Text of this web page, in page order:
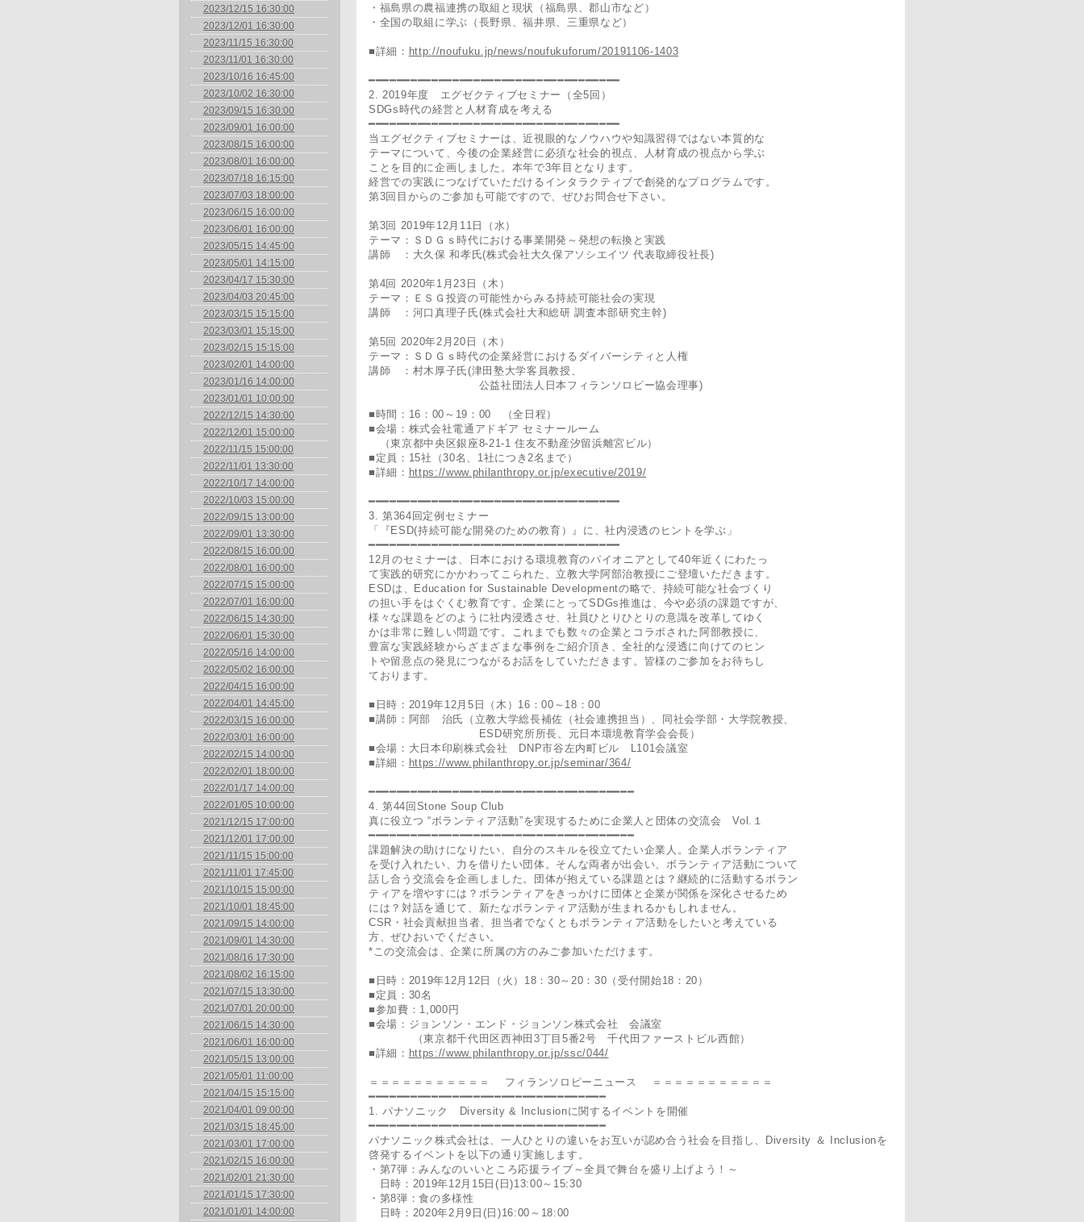
2023/12/15 16:30:00
2023/12/01 16:30:00
2023/11/15 16:30:00
2023/11/01 16:30:00
2023/10/16 16:45:00
2023/10/02 16:30:00
2023/09/15 16:30:00
2023/09/01 16:00:00
2023/08/15 16:00:00
2023/08/01 16:00:00
2023/07/18 16:15:00
2023/07/03 18:00:00
2023/06/15 16:00:00
2023/06/01 16:00:00
2023/05/15 14:45:00
2023/05/01 14:15:00
2023/04/17 15:30:00
2023/04/03 20:45:00
2023/03/15 15:15:00
2023/03/01 15:15:00
2023/02/15 15:15:00
2023/02/01 14:00:00
2023/01/16 14:00:00
2023/01/01 10:00:00
2022/12/15 14:30:00
2022/12/01 15:00:00
2022/11/15 15:00:00
2022/11/01 13:30:00
2022/10/17 14:00:00
2022/10/03 15:00:00
2022/09/15 13:00:00
2022/09/01 13:30:00
2022/08/15 16:00:00
2022/08/01 16:00:00
2022/07/15 15:00:00
2022/07/01 16:00:00
2022/06/15 14:30:00
2022/06/01 15:30:00
2022/05/16 14:00:00
2022/05/02 16:00:00
2022/04/15 16:00:00
2022/04/01 14:45:00
2022/03/15 16:00:00
2022/03/01 16:00:00
2022/02/15 14:00:00
2022/02/01 18:00:00
2022/01/17 14:00:00
2022/01/05 10:00:00
2021/12/15 17:00:00
2021/12/01 17:00:00
2021/11/15 15:00:00
2021/11/01 17:45:00
2021/10/15 15:00:00
2021/10/01 18:45:00
2021/09/15 14:00:00
2021/09/01 14:30:00
2021/08/16 17:30:00
2021/08/02 16:15:00
2021/07/15 13:30:00
2021/07/01 20:00:00
2021/06/15 14:30:00
2021/06/01 16:00:00
2021/05/15 13:00:00
2021/05/01 11:00:00
2021/04/15 15:15:00
2021/04/01 09:00:00
2021/03/15 18:45:00
2021/03/01 17:00:00
2021/02/15 16:00:00
2021/02/01 21:30:00
2021/01/15 17:30:00
2021/01/01 14:00:00
・福島県の農福連携の取組と現状（福島県、郡山市など）
・全国の取組に学ぶ（長野県、福井県、三重県など）
■詳細： http://noufuku.jp/news/noufukuforum/20191106-1403
━━━━━━━━━━━━━━━━━━━━━━━━━━━━━━━━━━━━
2. 2019年度 エグゼクティブセミナー（全5回）
SDGs時代の経営と人材育成を考える
━━━━━━━━━━━━━━━━━━━━━━━━━━━━━━━━━━━━
当エグゼクティブセミナーは、近視眼的なノウハウや知識習得ではない本質的な
テーマについて、今後の企業経営に必須な社会的視点、人材育成の視点から学ぶ
ことを目的に企画しました。本年で3年目となります。
経営での実践につなげていただけるインタラクティブで創発的なプログラムです。
第3回目からのご参加も可能ですので、ぜひお問合せ下さい。
第3回 2019年12月11日（水）
テーマ：ＳＤＧｓ時代における事業開発～発想の転換と実践
講師 ：大久保 和孝氏(株式会社大久保アソシエイツ 代表取締役社長)
第4回 2020年1月23日（木）
テーマ：ＥＳＧ投資の可能性からみる持続可能社会の実現
講師 ：河口真理子氏(株式会社大和総研 調査本部研究主幹)
第5回 2020年2月20日（木）
テーマ：ＳＤＧｓ時代の企業経営におけるダイバーシティと人権
講師 ：村木厚子氏(津田塾大学客員教授、
公益社団法人日本フィランソロピー協会理事)
■時間：16：00～19：00 （全日程）
■会場：株式会社電通アドギア セミナールーム
（東京都中央区銀座8-21-1 住友不動産汐留浜離宮ビル）
■定員：15社（30名、1社につき2名まで）
■詳細： https://www.philanthropy.or.jp/executive/2019/
━━━━━━━━━━━━━━━━━━━━━━━━━━━━━━━━━━━━
3. 第364回定例セミナー
「『ESD(持続可能な開発のための教育）』に、社内浸透のヒントを学ぶ」
━━━━━━━━━━━━━━━━━━━━━━━━━━━━━━━━━━━━
12月のセミナーは、日本における環境教育のパイオニアとして40年近くにわたっ
て実践的研究にかかわってこられた、立教大学阿部治教授にご登壇いただきます。
ESDは、Education for Sustainable Developmentの略で、持続可能な社会づくり
の担い手をはぐくむ教育です。企業にとってSDGs推進は、今や必須の課題ですが、
様々な課題をどのように社内浸透させ、社員ひとりひとりの意識を改革してゆく
かは非常に難しい問題です。これまでも数々の企業とコラボされた阿部教授に、
豊富な実践経験からざまざまな事例をご紹介頂き、全社的な浸透に向けてのヒン
トや留意点の発見につながるお話をしていただきます。皆様のご参加をお待ちし
ております。
■日時：2019年12月5日（木）16：00～18：00
■講師：阿部 治氏（立教大学総長補佐（社会連携担当）、同社会学部・大学院教授、
ESD研究所所長、元日本環境教育学会会長）
■会場：大日本印刷株式会社 DNP市谷左内町ビル L101会議室
■詳細： https://www.philanthropy.or.jp/seminar/364/
━━━━━━━━━━━━━━━━━━━━━━━━━━━━━━━━━━━━━━
4. 第44回Stone Soup Club
真に役立つ “ボランティア活動”を実現するために企業人と団体の交流会 Vol.１
━━━━━━━━━━━━━━━━━━━━━━━━━━━━━━━━━━━━━━
課題解決の助けになりたい、自分のスキルを役立てたい企業人。企業人ボランティア
を受け入れたい、力を借りたい団体。そんな両者が出会い、ボランティア活動について
話し合う交流会を企画しました。団体が抱えている課題とは？継続的に活動するボラン
ティアを増やすには？ボランティアをきっかけに団体と企業が関係を深化させるため
には？対話を通じて、新たなボランティア活動が生まれるかもしれません。
CSR・社会貢献担当者、担当者でなくともボランティア活動をしたいと考えている
方、ぜひおいでください。
*この交流会は、企業に所属の方のみご参加いただけます。
■日時：2019年12月12日（火）18：30～20：30（受付開始18：20）
■定員：30名
■参加費：1,000円
■会場：ジョンソン・エンド・ジョンソン株式会社 会議室
（東京都千代田区西神田3丁目5番2号 千代田ファーストビル西館）
■詳細： https://www.philanthropy.or.jp/ssc/044/
＝＝＝＝＝＝＝＝＝＝＝ フィランソロピーニュース ＝＝＝＝＝＝＝＝＝＝＝
━━━━━━━━━━━━━━━━━━━━━━━━━━━━━━━━━━
1. パナソニック Diversity & Inclusionに関するイベントを開催
━━━━━━━━━━━━━━━━━━━━━━━━━━━━━━━━━━
パナソニック株式会社は、一人ひとりの違いをお互いが認め合う社会を目指し、Diversity ＆ Inclusionを
啓発するイベントを以下の通り実施します。
・第7弾：みんなのいいところ応援ライブ～全員で舞台を盛り上げよう！～
日時：2019年12月15日(日)13:00～15:30
・第8弾：食の多様性
日時：2020年2月9日(日)16:00～18:00